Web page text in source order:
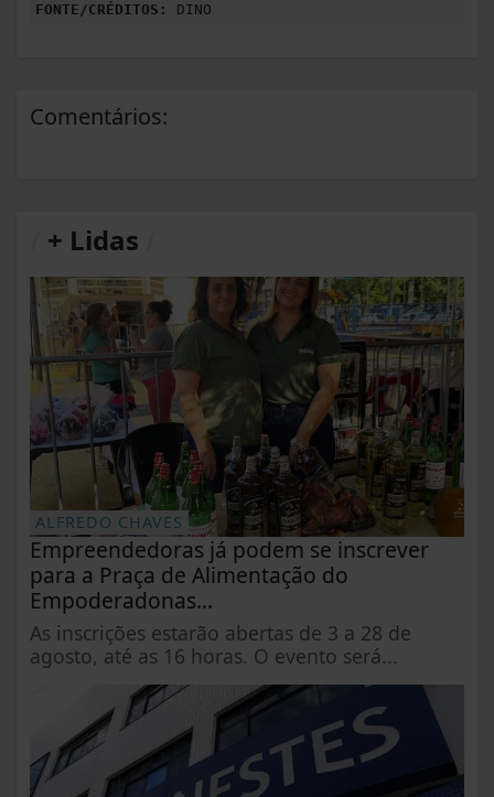
FONTE/CRÉDITOS: DINO
Comentários:
+ Lidas
ALFREDO CHAVES
Empreendedoras já podem se inscrever
para a Praça de Alimentação do
Empoderadonas...
As inscrições estarão abertas de 3 a 28 de
agosto, até as 16 horas. O evento será...